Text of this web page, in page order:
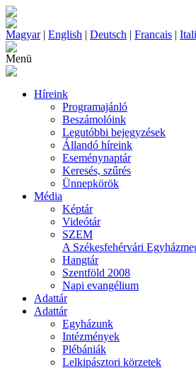
Magyar| English | Deutsch | Francais |
Menü
Híreink
Programajánló
Beszámolóink
Legutóbbi bejegyzések
Állandó híreink
Eseménynaptár
Keresés, szűrés
Ünnepkörök
Média
Képtár
Videótár
SZEM
A Székesfehérvári
Hangtár
Szentföld 2008
Napi evangélium
Adattár
Adattár
Egyházunk
Intézmények
Plébániák
Lelkipásztori körzetek